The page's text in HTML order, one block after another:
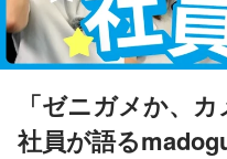
「ゼニガメか、
社員が語る